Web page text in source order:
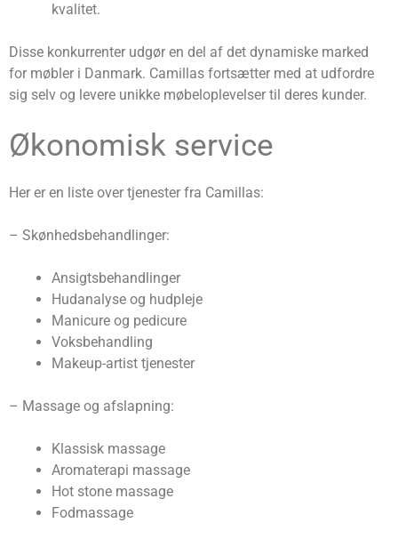
kvalitet.
Disse konkurrenter udgør en del af det dynamiske marked
for møbler i Danmark. Camillas fortsætter med at udfordre
sig selv og levere unikke møbeloplevelser til deres kunder.
Økonomisk service
Her er en liste over tjenester fra Camillas:
– Skønhedsbehandlinger:
Ansigtsbehandlinger
Hudanalyse og hudpleje
Manicure og pedicure
Voksbehandling
Makeup-artist tjenester
– Massage og afslapning:
Klassisk massage
Aromaterapi massage
Hot stone massage
Fodmassage